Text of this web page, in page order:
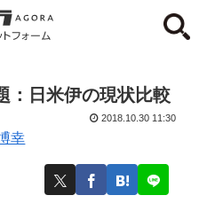
：日米伊の現状比較
幸
2018.10.30 11:30